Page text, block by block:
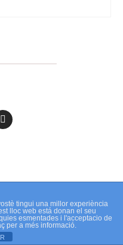
tingui una millor experiència
lloc web está donan el seu
esmentades i l'acceptacio de
per a més informació.